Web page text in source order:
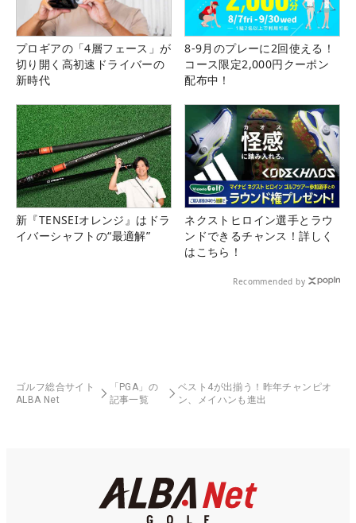
プロギアの「4層フェース」が
切り開く高初速ドライバーの
新時代
8-9月のプレーに2回使える！
コース限定2,000円クーポン
配布中！
新『TENSEIオレンジ』はドラ
イバーシャフトの“最適解”
ネクストヒロイン選手とラウ
ンドできるチャンス！詳しく
はこちら！
Recommended by
ゴルフ総合サイト
ALBA Net
「PGA」の
記事一覧
ベスト4が出揃う！昨年チャンピオ
ン、メイハンも進出